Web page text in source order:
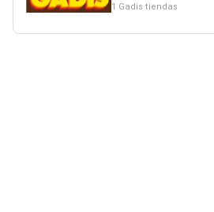
1 Gadis tiendas